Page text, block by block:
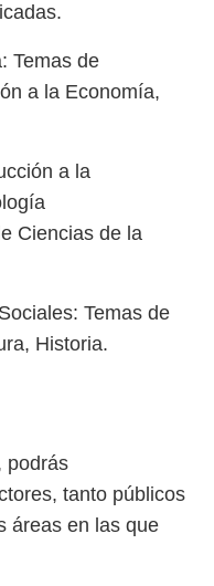
Temas de
a la Economía,
a la
Ciencias de la
Temas de
Historia.
podrás
tanto públicos
áreas en las que